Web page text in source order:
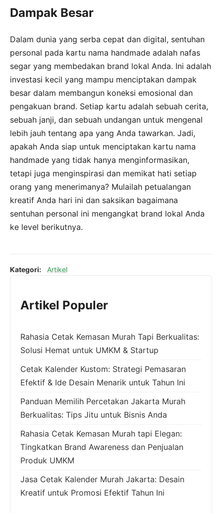
Dampak Besar
Dalam dunia yang serba cepat dan digital, sentuhan
personal pada kartu nama handmade adalah nafas
segar yang membedakan brand lokal Anda. Ini adalah
investasi kecil yang mampu menciptakan dampak
besar dalam membangun koneksi emosional dan
pengakuan brand. Setiap kartu adalah sebuah cerita,
sebuah janji, dan sebuah undangan untuk mengenal
lebih jauh tentang apa yang Anda tawarkan. Jadi,
apakah Anda siap untuk menciptakan kartu nama
handmade yang tidak hanya menginformasikan,
tetapi juga menginspirasi dan memikat hati setiap
orang yang menerimanya? Mulailah petualangan
kreatif Anda hari ini dan saksikan bagaimana
sentuhan personal ini mengangkat brand lokal Anda
ke level berikutnya.
Kategori: Artikel
Artikel Populer
Rahasia Cetak Kemasan Murah Tapi Berkualitas:
Solusi Hemat untuk UMKM & Startup
Cetak Kalender Kustom: Strategi Pemasaran
Efektif & Ide Desain Menarik untuk Tahun Ini
Panduan Memilih Percetakan Jakarta Murah
Berkualitas: Tips Jitu untuk Bisnis Anda
Rahasia Cetak Kemasan Murah tapi Elegan:
Tingkatkan Brand Awareness dan Penjualan
Produk UMKM
Jasa Cetak Kalender Murah Jakarta: Desain
Kreatif untuk Promosi Efektif Tahun Ini